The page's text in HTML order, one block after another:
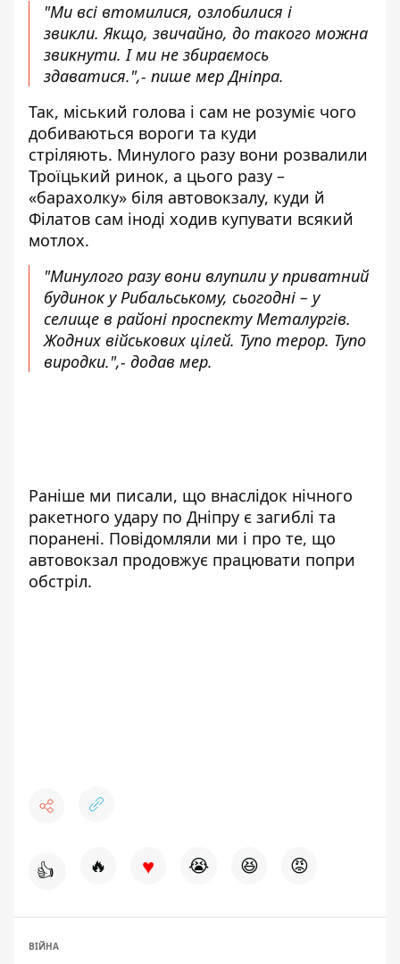
"Ми всі втомилися, озлобилися і
звикли. Якщо, звичайно, до такого можна
звикнути. І ми не збираємось
здаватися.",- пише мер Дніпра.
Так, міський голова і сам не розуміє чого
добиваються вороги та куди
стріляють. Минулого разу вони розвалили
Троїцький ринок, а цього разу –
«барахолку» біля автовокзалу, куди й
Філатов сам іноді ходив купувати всякий
мотлох.
"Минулого разу вони влупили у приватний
будинок у Рибальському, сьогодні – у
селище в районі проспекту Металургів.
Жодних військових цілей. Тупо терор. Тупо
виродки.",- додав мер.
Раніше ми писали, що внаслідок нічного
ракетного удару по Дніпру є загиблі та
поранені. Повідомляли ми і про те, що
автовокзал продовжує працювати попри
обстріл.
👍 🔥 ♥ 😭 😆 😡
ВІЙНА